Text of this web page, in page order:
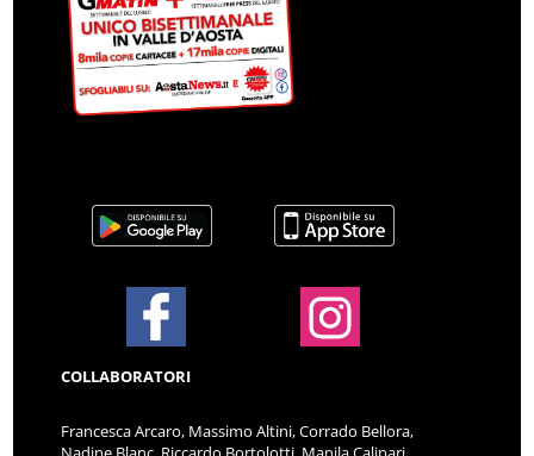
COLLABORATORI
Francesca Arcaro, Massimo Altini, Corrado Bellora,